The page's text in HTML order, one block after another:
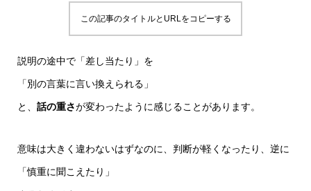
この記事のタイトルとURLをコピーする
説明の途中で「差し当たり」を
「別の言葉に言い換えられる」
と、 話の重さが変わったように感じることがあります。
意味は大きく違わないはずなのに、判断が軽くなったり、逆に
「慎重に聞こえたり」